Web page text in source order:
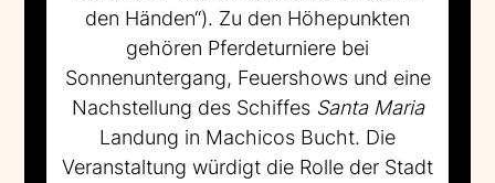
den Händen“). Zu den Höhepunkten
gehören Pferdeturniere bei
Sonnenuntergang, Feuershows und eine
Nachstellung des Schiffes Santa Maria
Landung in Machicos Bucht. Die
Veranstaltung würdigt die Rolle der Stadt